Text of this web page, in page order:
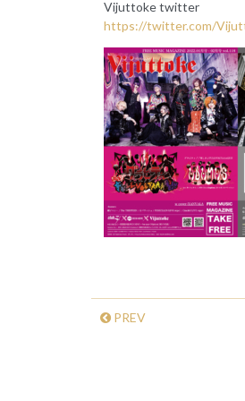
Vijuttoke twitter
https://twitter.com/
PREV